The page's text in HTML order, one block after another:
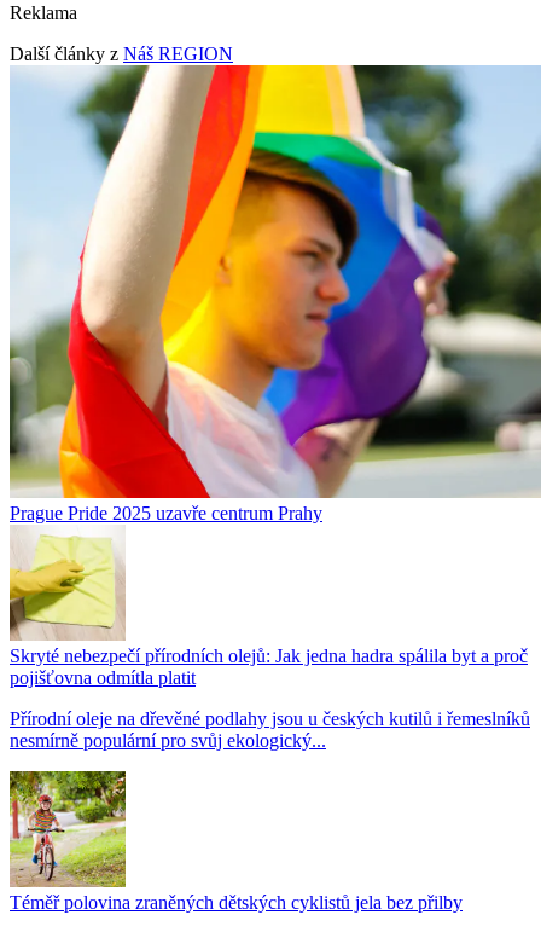
Reklama
Další články z Náš REGION
Prague Pride 2025 uzavře centrum Prahy
Skryté nebezpečí přírodních olejů: Jak jedna hadra spálila byt a proč
pojišťovna odmítla platit
Přírodní oleje na dřevěné podlahy jsou u českých kutilů i řemeslníků
nesmírně populární pro svůj ekologický...
Téměř polovina zraněných dětských cyklistů jela bez přilby